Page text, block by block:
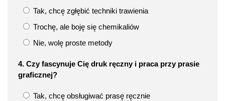
Tak, chcę zgłębić techniki trawienia
Trochę, ale boję się chemikaliów
Nie, wolę proste metody
4. Czy fascynuje Cię druk ręczny i praca przy prasie
graficznej?
Tak, chcę obsługiwać prasę ręcznie